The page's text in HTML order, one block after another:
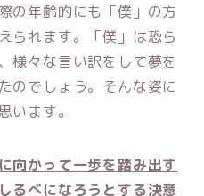
の年齢的にも「僕」の方
られます。「僕」は恐ら
様々な言い訳をして夢を
のでしょう。そんな姿に
います。
向かって一歩を踏み出す
るべになろうとする決意